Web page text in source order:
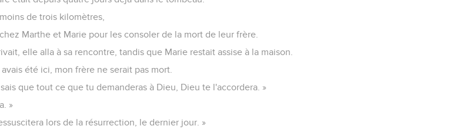
de trois kilomètres,
Marthe et Marie pour les consoler de la mort de leur frère.
elle alla à sa rencontre, tandis que Marie restait assise à la maison.
été ici, mon frère ne serait pas mort.
que tout ce que tu demanderas à Dieu, Dieu te l'accordera. »
»
lors de la résurrection, le dernier jour. »